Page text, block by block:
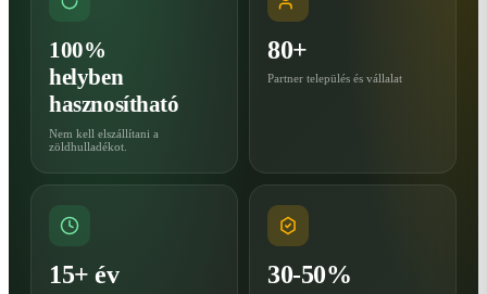
100%
helyben
hasznosítható
Nem kell elszállítani a
zöldhulladékot.
80+
Partner település és vállalat
15+ év 30-50%